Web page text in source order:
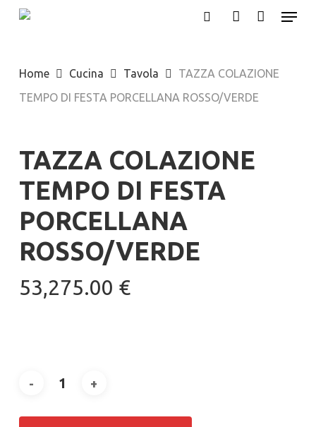
Skip
content
Menu
Home Cucina Tavola
TAZZA COLAZIONE
TEMPO DI FESTA PORCELLANA ROSSO/VERDE
TAZZA COLAZIONE
TEMPO DI FESTA
PORCELLANA
ROSSO/VERDE
53,275.00 €